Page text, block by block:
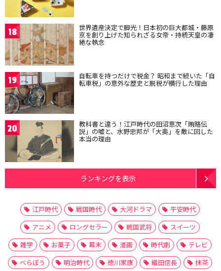
18 世界遺産決定で脚光！日本初の巨大都城・藤原
京を創り上げた知られざる女帝・持統天皇の凄
絶な執念
19 自転車を持つだけで税金？ 昭和まで続いた「自
転車税」の意外な歴史と脱税が横行した理由
20 教科書と違う！江戸時代の田沼意次「賄賂伝
説」の嘘と、水野忠邦が「大奥」を敵に回した
本当の理由
ランキングを表示
江戸時代 戦国時代 大河ドラマ
平安時代
アニメ
ロングセラー 戦国武将
スイーツ
雑学
お菓子 幕末 漫画 時代劇
テレビ
べらぼう
明治時代 徳川家康 織田信長
抹茶